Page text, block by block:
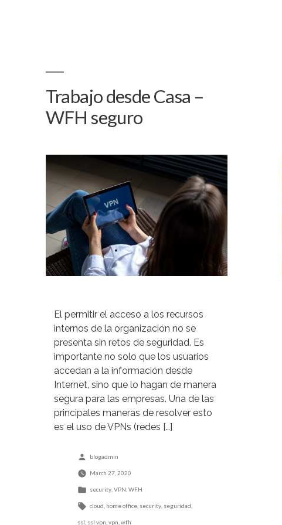
Trabajo desde Casa –
WFH seguro
El permitir el acceso a los recursos
internos de la organización no se
presenta sin retos de seguridad. Es
importante no solo que los usuarios
accedan a la información desde
Internet, sino que lo hagan de manera
segura para las empresas. Una de las
principales maneras de resolver esto
es el uso de VPNs (redes […]
Posted
by
blogadmin
March 27, 2020
Posted
in
security, VPN WFH
Tags:
cloud home office, security, seguridad
ssl ssl vpn vpn wfh